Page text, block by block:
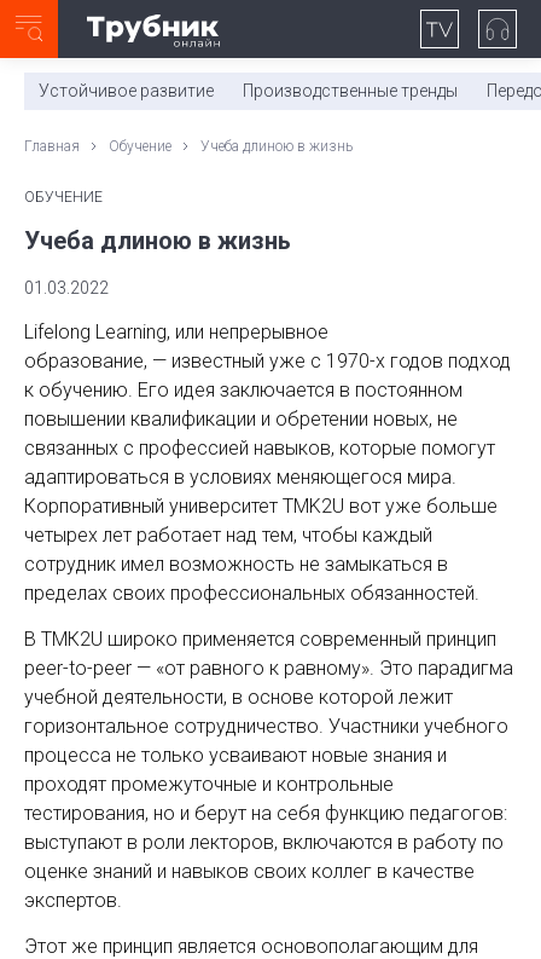
0:00/ 11:03
Устойчивое развитие Производственные тренды
Главная Обучение Учеба длиною в жизнь
ОБУЧЕНИЕ
Учеба длиною в жизнь
01.03.2022
Lifelong Learning, или непрерывное
образование, — известный уже с 1970-х годов подход
к обучению. Его идея заключается в постоянном
повышении квалификации и обретении новых, не
связанных с профессией навыков, которые помогут
адаптироваться в условиях меняющегося мира.
Корпоративный университет TMK2U вот уже больше
четырех лет работает над тем, чтобы каждый
сотрудник имел возможность не замыкаться в
пределах своих профессиональных обязанностей.
В ТМК2U широко применяется современный принцип
peer-to-peer — «от равного к равному». Это парадигма
учебной деятельности, в основе которой лежит
горизонтальное сотрудничество. Участники учебного
процесса не только усваивают новые знания и
проходят промежуточные и контрольные
тестирования, но и берут на себя функцию педагогов:
выступают в роли лекторов, включаются в работу по
оценке знаний и навыков своих коллег в качестве
экспертов.
Этот же принцип является основополагающим для